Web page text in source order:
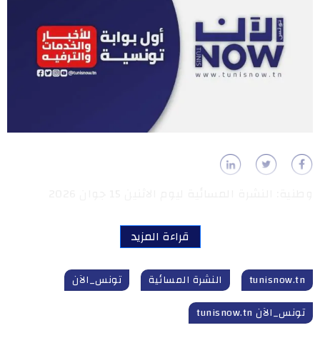
قراءة المزيد
tunisnow.tn النشرة المسائية
تونس_الآن
تونس_الآن tunisnow.tn